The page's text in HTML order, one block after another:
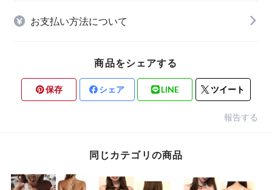
お支払い方法について
商品をシェアする
保存 シェア LINE ツイート
報告する
同じカテゴリの商品